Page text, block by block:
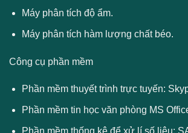
Máy phân tích độ ẩm.
Máy phân tích hàm lượng chất béo.
Công cụ phần mềm
Phần mềm thuyết trình trực tuyến:
Phần mềm tin học văn phòng MS
Phần mềm thống kê để xử lí số liệu: